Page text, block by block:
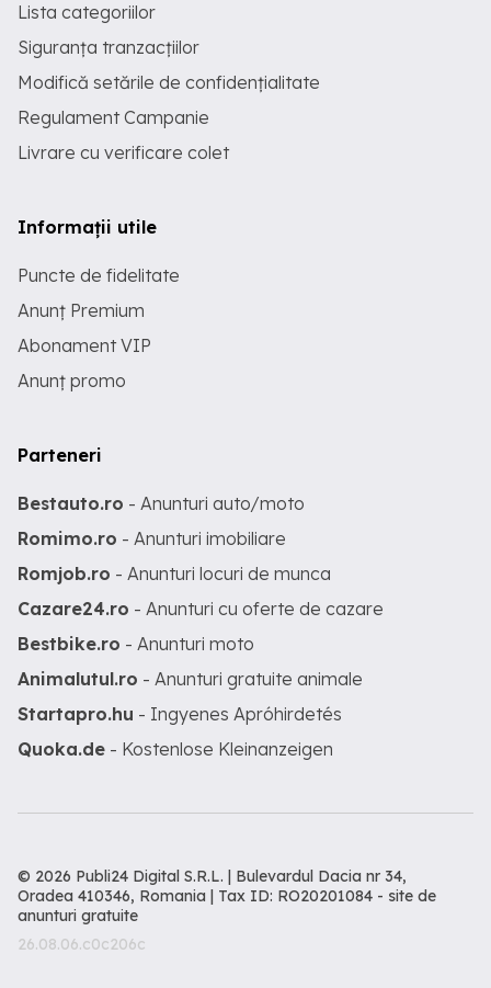
Lista categoriilor
Siguranța tranzacțiilor
Modifică setările de confidențialitate
Regulament Campanie
Livrare cu verificare colet
Informații utile
Puncte de fidelitate
Anunț Premium
Abonament VIP
Anunț promo
Parteneri
Bestauto.ro - Anunturi auto/moto
Romimo.ro - Anunturi imobiliare
Romjob.ro - Anunturi locuri de munca
Cazare24.ro - Anunturi cu oferte de cazare
Bestbike.ro - Anunturi moto
Animalutul.ro - Anunturi gratuite animale
Startapro.hu - Ingyenes Apróhirdetés
Quoka.de - Kostenlose Kleinanzeigen
© 2026 Publi24 Digital S.R.L. | Bulevardul Dacia nr 34,
Oradea 410346, Romania | Tax ID: RO20201084 - site de
anunturi gratuite
26.08.06.c0c206c